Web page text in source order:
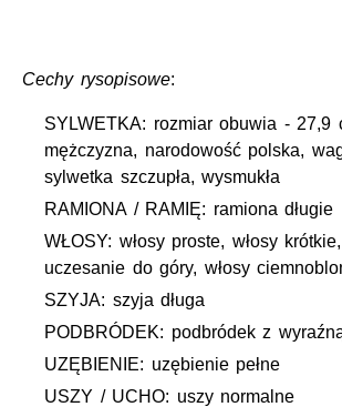
Cechy rysopisowe:
SYLWETKA: rozmiar obuwia - 27,9
mężczyzna, narodowość polska,
sylwetka szczupła, wysmukła
RAMIONA / RAMIĘ: ramiona długie
WŁOSY: włosy proste, włosy
uczesanie do góry, włosy
SZYJA: szyja długa
PODBRÓDEK: podbródek z
UZĘBIENIE: uzębienie pełne
USZY / UCHO: uszy normalne